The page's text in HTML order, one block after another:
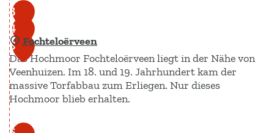
B
e
s
u
c
h
e
r
3
4
5 Fochteloërveen
Das Hochmoor Fochteloërveen liegt in der Nähe von
Veenhuizen. Im 18. und 19. Jahrhundert kam der
massive Torfabbau zum Erliegen. Nur dieses
Hochmoor blieb erhalten.